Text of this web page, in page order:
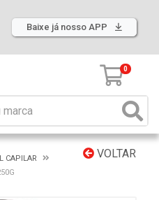
Baixe já nosso APP
0
VOLTAR
CAPILAR